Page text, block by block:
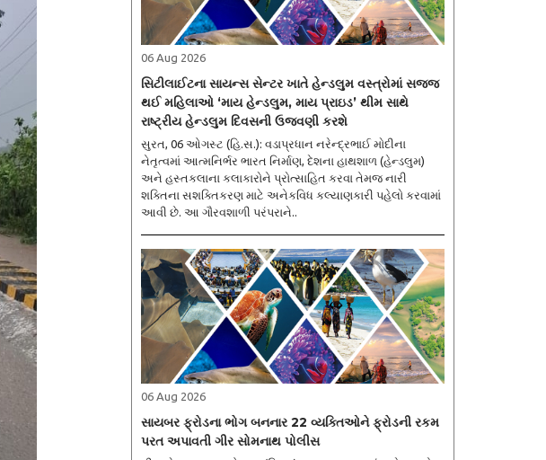
06 Aug 2026
સિટીલાઈટના સાયન્સ સેન્ટર ખાતે હેન્ડલુમ વસ્ત્રોમાં સજ્જ
થઈ મહિલાઓ ‘માય હેન્ડલુમ, માય પ્રાઇડ’ થીમ સાથે
રાષ્ટ્રીય હેન્ડલુમ દિવસની ઉજવણી કરશે
સુરત, 06 ઓગસ્ટ (હિ.સ.): વડાપ્રધાન નરેન્દ્રભાઈ મોદીના
નેતૃત્વમાં આત્મનિર્ભર ભારત નિર્માણ, દેશના હાથશાળ (હેન્ડલુમ)
અને હસ્તકલાના કલાકારોને પ્રોત્સાહિત કરવા તેમજ નારી
શક્તિના સશક્તિકરણ માટે અનેકવિધ કલ્યાણકારી પહેલો કરવામાં
આવી છે. આ ગૌરવશાળી પરંપરાને..
06 Aug 2026
સાયબર ફ્રોડના ભોગ બનનાર 22 વ્યક્તિઓને ફ્રોડની રકમ
પરત અપાવતી ગીર સોમનાથ પોલીસ